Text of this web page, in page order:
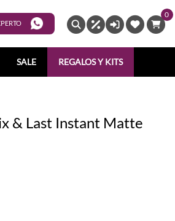
0
SALE REGALOS Y KITS
& Last Instant Matte